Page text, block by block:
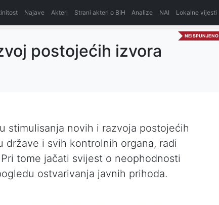
Najave Akteri Strani akteri o BiH Analize NAI Lokalne vijesti
NEISPUNJENO
postojećih izvora
stimulisanja novih i razvoja postojećih
države i svih kontrolnih organa, radi
tome jačati svijest o neophodnosti
ostvarivanja javnih prihoda.